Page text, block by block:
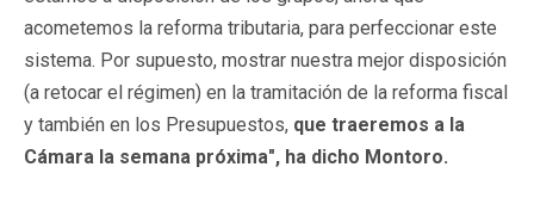
acometemos la reforma tributaria, para perfeccionar este
sistema. Por supuesto, mostrar nuestra mejor disposición
(a retocar el régimen) en la tramitación de la reforma fiscal
y también en los Presupuestos, que traeremos a la
Cámara la semana próxima", ha dicho Montoro.